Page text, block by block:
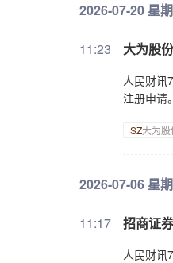
2026-07-20 星
11:23 大为股
人民财讯
注册申请。
SZ大为股
2026-07-06 星
11:17 招商证
人民财讯